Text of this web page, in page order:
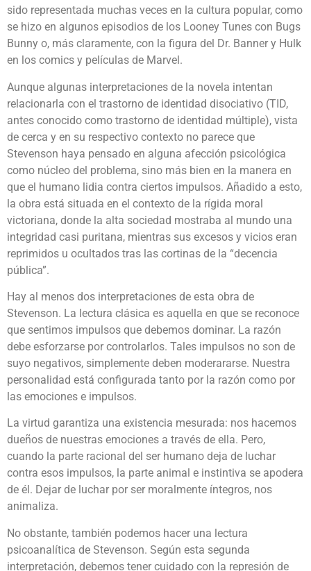
sido representada muchas veces en la cultura popular, como
se hizo en algunos episodios de los Looney Tunes con Bugs
Bunny o, más claramente, con la figura del Dr. Banner y Hulk
en los comics y películas de Marvel.
Aunque algunas interpretaciones de la novela intentan
relacionarla con el trastorno de identidad disociativo (TID,
antes conocido como trastorno de identidad múltiple), vista
de cerca y en su respectivo contexto no parece que
Stevenson haya pensado en alguna afección psicológica
como núcleo del problema, sino más bien en la manera en
que el humano lidia contra ciertos impulsos. Añadido a esto,
la obra está situada en el contexto de la rígida moral
victoriana, donde la alta sociedad mostraba al mundo una
integridad casi puritana, mientras sus excesos y vicios eran
reprimidos u ocultados tras las cortinas de la “decencia
pública”.
Hay al menos dos interpretaciones de esta obra de
Stevenson. La lectura clásica es aquella en que se reconoce
que sentimos impulsos que debemos dominar. La razón
debe esforzarse por controlarlos. Tales impulsos no son de
suyo negativos, simplemente deben moderararse. Nuestra
personalidad está configurada tanto por la razón como por
las emociones e impulsos.
La virtud garantiza una existencia mesurada: nos hacemos
dueños de nuestras emociones a través de ella. Pero,
cuando la parte racional del ser humano deja de luchar
contra esos impulsos, la parte animal e instintiva se apodera
de él. Dejar de luchar por ser moralmente íntegros, nos
animaliza.
No obstante, también podemos hacer una lectura
psicoanalítica de Stevenson. Según esta segunda
interpretación, debemos tener cuidado con la represión de